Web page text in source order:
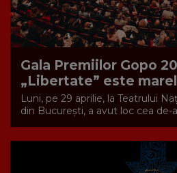
Gala Premiilor Gopo
„Libertate” este
Luni, pe 29 aprilie, la Teatrului
din București, a avut loc cea de-a